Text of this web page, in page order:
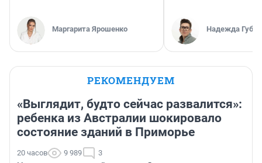
Маргарита Ярошенко Надежда
РЕКОМЕНДУЕМ
«Выглядит, будто сейчас развалится»:
ребенка из Австралии шокировало
состояние зданий в Приморье
20 часов 9 989 3